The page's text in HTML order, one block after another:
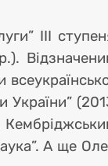
ІІІ
України”
А ще